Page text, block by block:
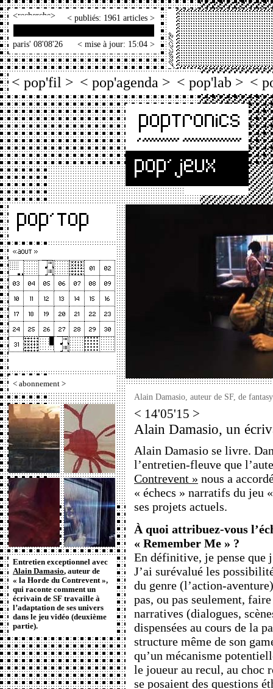
< > < publiés: 1961 articles >
paris' 08'08'26 < mise à jour: 15:04 >
< pop'fil > < pop'agenda > < pop'lab > <
< abonnement >
Entretien exceptionnel avec
Alain Damasio, auteur de
« la Horde du Contrevent »,
qui raconte comment un
écrivain de SF travaille à
l’adaptation de ses univers
dans le jeu vidéo (deuxième
partie).
Alain Damasio, auteur de SF, de
< 14'05'15 >
Alain Damasio, un
Alain Damasio se livre.
l’entretien-fleuve que
Contrevent » nous a
« échecs » narratifs du jeu
ses projets actuels.
À quoi attribuez-vous
« Remember Me » ?
En définitive, je pense que
J’ai surévalué les
du genre (l’action-
pas, ou pas seulement,
narratives (dialogues,
dispensées au cours de la
structure même de son
qu’un mécanisme
le joueur au recul, au
se posaient des questions